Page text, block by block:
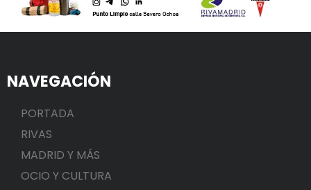
NAVEGACIÓN
PORTADA
RIVAS
MADRID Y MÁS
OCIO Y CULTURA